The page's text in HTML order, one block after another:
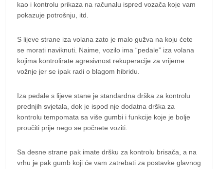
kao i kontrolu prikaza na računalu ispred vozača koje vam
pokazuje potrošnju, itd.
S lijeve strane iza volana zato je malo gužva na koju ćete
se morati naviknuti. Naime, vozilo ima “pedale” iza volana
kojima kontrolirate agresivnost rekuperacije za vrijeme
vožnje jer se ipak radi o blagom hibridu.
Iza pedale s lijeve stane je standardna drška za kontrolu
prednjih svjetala, dok je ispod nje dodatna drška za
kontrolu tempomata sa više gumbi i funkcije koje je bolje
proučiti prije nego se počnete voziti.
Sa desne strane pak imate dršku za kontrolu brisača, a na
vrhu je pak gumb koji će vam zatrebati za postavke glavnog